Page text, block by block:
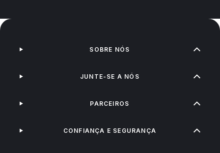
SOBRE NÓS
JUNTE-SE A NÓS
PARCEIROS
CONFIANÇA E SEGURANÇA